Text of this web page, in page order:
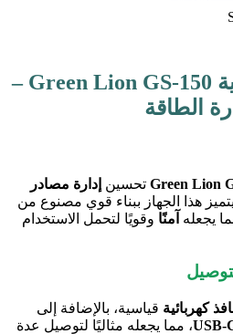
وصلة كهربائية أصلية Green Lion GS-150 –
الطاقة
تحسين إدارة مصادر
هذا الجهاز ببناء قوي مصنوع من
يجعله آمنًا وقويًا لتحمل الاستخدام
كهربائية قياسية، بالإضافة إلى
، مما يجعله مثاليًا لتوصيل عدة